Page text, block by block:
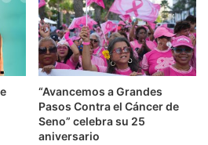
“Avancemos a Grandes
Pasos Contra el Cáncer de
Seno” celebra su 25
aniversario